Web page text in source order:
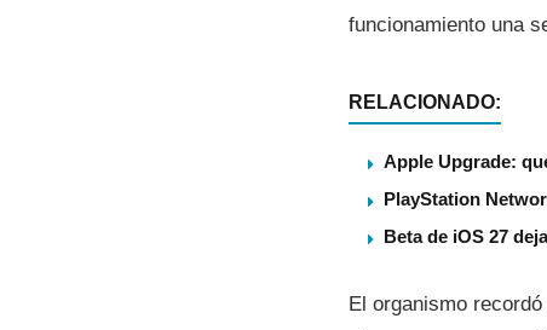
funcionamiento una
RELACIONADO:
Apple Upgrade:
PlayStation
Beta de iOS 27
El organismo